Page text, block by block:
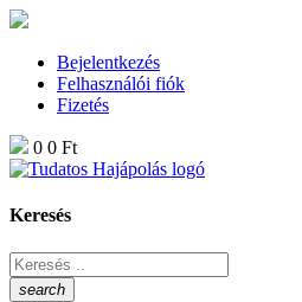
Bejelentkezés
Felhasználói fiók
Fizetés
0 0 Ft
Keresés
search